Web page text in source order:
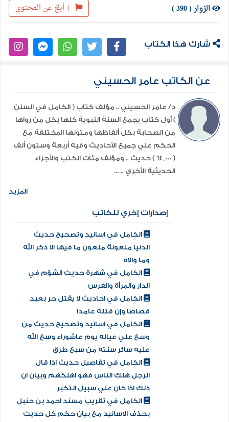
| أبلغ عن المحتوى الزوار ( 390 )
شارك هذا الكتاب
عن الكاتب عامر الحسيني
د/ عامر الحسيني .. مؤلف كتاب ( الكامل في السنن
) أول كتاب يجمع السنة النبوية كلها بكل من رواها
من الصحابة بكل ألفاظها ومتونها المختلفة مع
الحكم علي جميع الأحاديث وفيه أربعة وستون ألف
( 64,000 ) حديث .. ومؤلف مئات الكتب والأجزاء
الحديثية الأخري .. ...
المزيد
إصدارات إخري للكاتب
الكامل في اسانيد وتصحيح حديث
الدنيا ملعونة ملعون ما فيها الا ذكر الله
وما والاه
الكامل في شهرة حديث الشؤم في
الدار والمرأة والفرس
الكامل في احاديث لا يقتل حر بعبد
قصاصا وإن قتله عامدا
الكامل في اسانيد وتصحيح حديث من
وسع علي عياله يوم عاشوراء وسع الله
عليه سائر سنته من سبع طرق
الكامل في تفاصيل حديث اذا قال
الرجل هلك الناس فهو اهلكهم وبيان ان
ذلك اذا كان علي سبيل التكبر
الكامل في تقريب مسند احمد بن حنبل
بحذف الاسانيد مع بيان حكم كل حديث